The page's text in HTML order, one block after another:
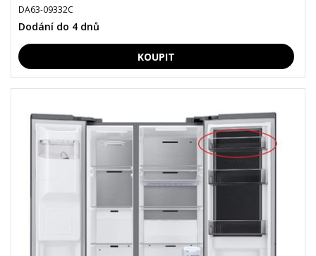
DA63-09332C
Dodání do 4 dnů